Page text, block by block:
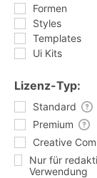
Formen
Styles
Templates
Ui Kits
Lizenz-Typ:
Standard
Premium
Creative
Nur für
Verwendung